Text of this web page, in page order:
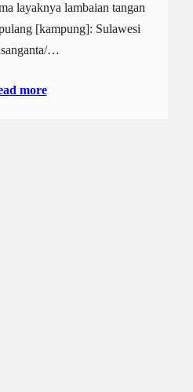
layaknya lambaian tangan
[kampung]: Sulawesi
…
more